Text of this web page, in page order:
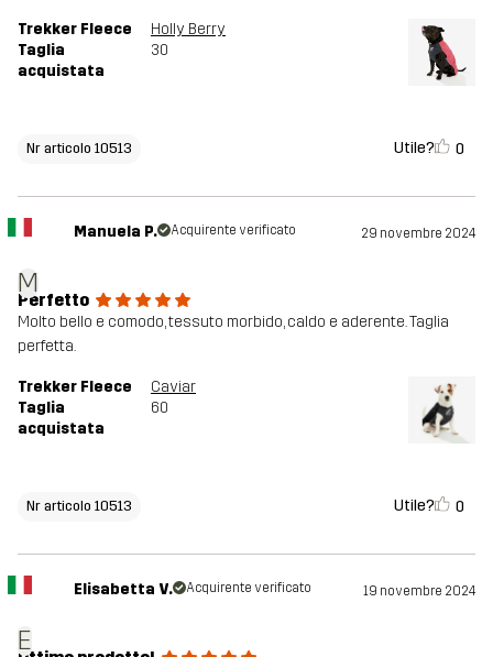
Trekker Fleece
Holly Berry
Taglia
acquistata
30
Nr articolo 10513 Utile? 0
M
Manuela P. Acquirente verificato 29 novembre 2024
Perfetto
Molto bello e comodo, tessuto morbido, caldo e aderente. Taglia
perfetta.
Trekker Fleece
Caviar
Taglia
acquistata
60
Nr articolo 10513 Utile? 0
E
Elisabetta V. Acquirente verificato 19 novembre 2024